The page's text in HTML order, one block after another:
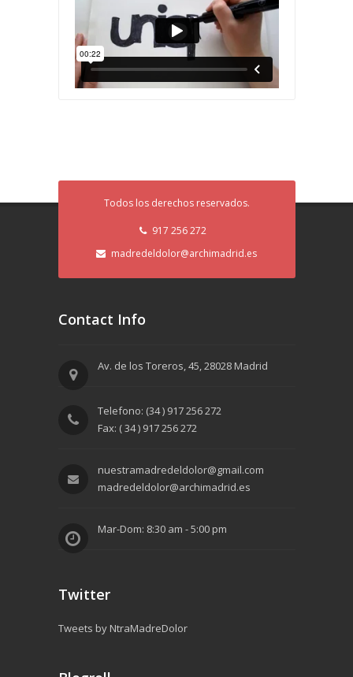
Todos los derechos reservados.
917 256 272
madredeldolor@archimadrid.es
Contact Info
Av. de los Toreros, 45, 28028 Madrid
Telefono: (34 ) 917 256 272
Fax: ( 34 ) 917 256 272
nuestramadredeldolor@gmail.com
madredeldolor@archimadrid.es
Mar-Dom: 8:30 am - 5:00 pm
Twitter
Tweets by NtraMadreDolor